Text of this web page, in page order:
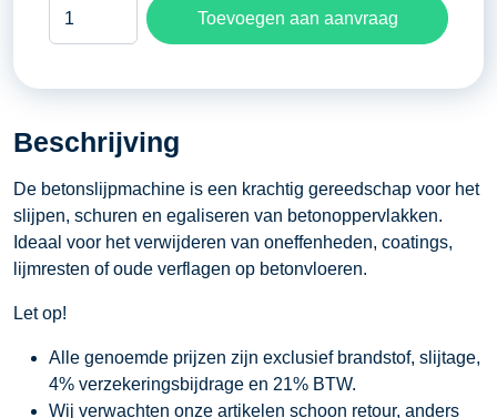
Betonslijpmachine
-
Watt
Toevoegen aan aanvraag
Beschrijving
De betonslijpmachine is een krachtig gereedschap voor het
slijpen, schuren en egaliseren van betonoppervlakken.
Ideaal voor het verwijderen van oneffenheden, coatings,
lijmresten of oude verflagen op betonvloeren.
Let op!
Alle genoemde prijzen zijn exclusief brandstof, slijtage,
4% verzekeringsbijdrage en 21% BTW.
Wij verwachten onze artikelen schoon retour, anders